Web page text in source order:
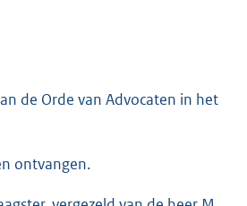
de Orde van Advocaten in het
ontvangen.